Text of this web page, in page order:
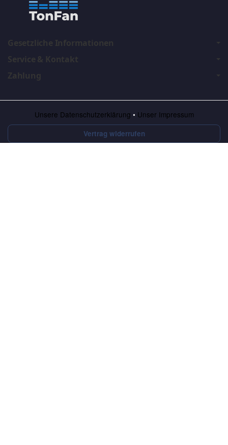
Gesetzliche Informationen
Service & Kontakt
Zahlung
Unsere Datenschutzerklärung • Unser Impressum
Vertrag widerrufen